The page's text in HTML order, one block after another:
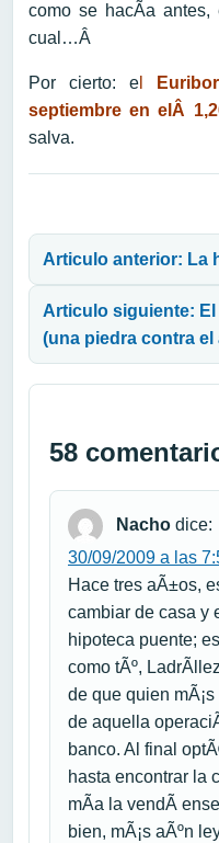
como se hacÃ­a antes,
cual…Â
Por cierto: e
septiembre en elÂ
salva.
Articulo anterior: La
Articulo siguiente:
(una piedra contra el
58
Nacho dice:
30/09/2009 a las
Hace tres aÃ±os,
cambiar de casa y
hipoteca puente;
como tÃº,
de que quien
de aquella
banco. Al final
hasta encontrar la
mÃ­a la vendÃ­
bien, mÃ¡s aÃºn